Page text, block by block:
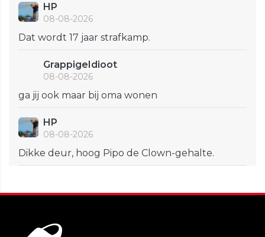
HP
08-08-2026
Dat wordt 17 jaar strafkamp.
GrappigeIdioot
08-08-2026
ga jij ook maar bij oma wonen
HP
08-08-2026
Dikke deur, hoog Pipo de Clown-gehalte.